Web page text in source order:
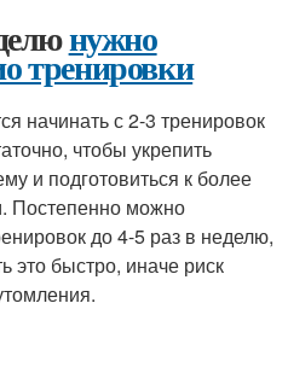
нужно
тренировки
начинать с 2-3 тренировок
чтобы укрепить
и подготовиться к более
Постепенно можно
до 4-5 раз в неделю,
это быстро, иначе риск